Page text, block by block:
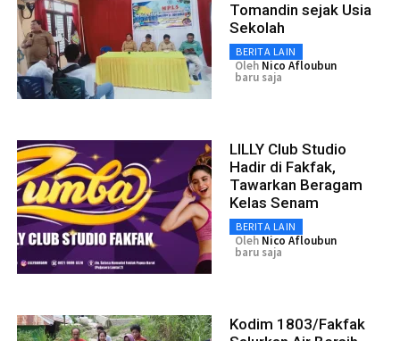
Tomandin sejak Usia
Sekolah
BERITA LAIN
Oleh Nico Afloubun
baru saja
LILLY Club Studio
Hadir di Fakfak,
Tawarkan Beragam
Kelas Senam
BERITA LAIN
Oleh Nico Afloubun
baru saja
Kodim 1803/Fakfak